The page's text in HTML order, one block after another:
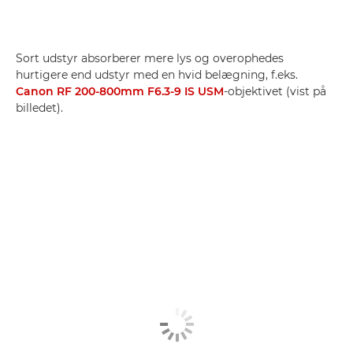
Sort udstyr absorberer mere lys og overophedes
hurtigere end udstyr med en hvid belægning, f.eks.
Canon RF 200-800mm F6.3-9 IS USM-objektivet (vist på
billedet).